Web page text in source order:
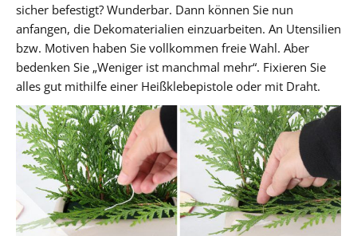
sicher befestigt? Wunderbar. Dann können Sie nun
anfangen, die Dekomaterialien einzuarbeiten. An Utensilien
bzw. Motiven haben Sie vollkommen freie Wahl. Aber
bedenken Sie „Weniger ist manchmal mehr“. Fixieren Sie
alles gut mithilfe einer Heißklebepistole oder mit Draht.